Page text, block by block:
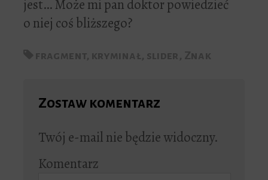
jest… Może mi pan doktor powiedzieć
o niej coś bliższego?
Zostaw komentarz
Twój e-mail nie będzie widoczny.
Komentarz